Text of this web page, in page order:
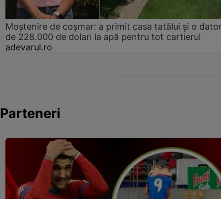
Moștenire de coșmar: a primit casa tatălui și o
de 228.000 de dolari la apă pentru tot cartierul
adevarul.ro
Parteneri